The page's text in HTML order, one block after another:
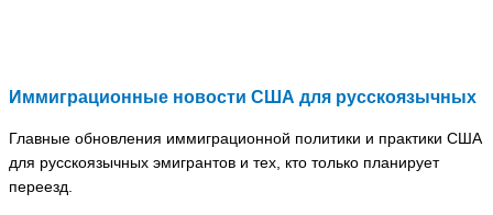
Иммиграционные новости США для русскоязычных
Главные обновления иммиграционной политики и практики США
для русскоязычных эмигрантов и тех, кто только планирует
переезд.